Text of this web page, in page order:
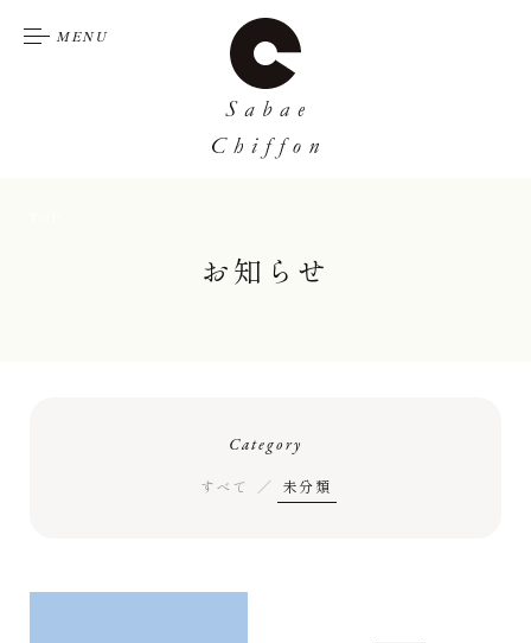
MENU
お知らせ
Category
すべて 未分類